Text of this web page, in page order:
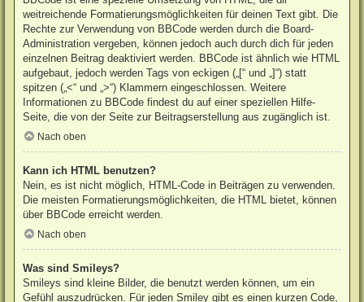
weitreichende Formatierungsmöglichkeiten für deinen Text gibt. Die
Rechte zur Verwendung von BBCode werden durch die Board-
Administration vergeben, können jedoch auch durch dich für jeden
einzelnen Beitrag deaktiviert werden. BBCode ist ähnlich wie HTML
aufgebaut, jedoch werden Tags von eckigen („[“ und „]“) statt
spitzen („<“ und „>“) Klammern eingeschlossen. Weitere
Informationen zu BBCode findest du auf einer speziellen Hilfe-
Seite, die von der Seite zur Beitragserstellung aus zugänglich ist.
Nach oben
Kann ich HTML benutzen?
Nein, es ist nicht möglich, HTML-Code in Beiträgen zu verwenden.
Die meisten Formatierungsmöglichkeiten, die HTML bietet, können
über BBCode erreicht werden.
Nach oben
Was sind Smileys?
Smileys sind kleine Bilder, die benutzt werden können, um ein
Gefühl auszudrücken. Für jeden Smiley gibt es einen kurzen Code,